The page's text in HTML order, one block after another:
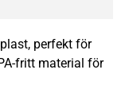
perfekt för
fritt material för